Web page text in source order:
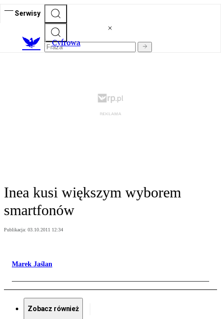
Serwisy
Cyfrowa
Inea kusi większym wyborem
smartfonów
Publikacja: 03.10.2011 12:34
Marek Jaślan
Zobacz również